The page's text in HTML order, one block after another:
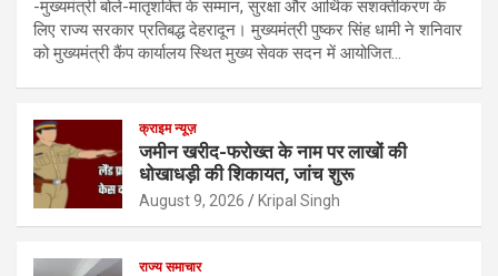
-मुख्यमंत्री बोले-मातृशक्ति के सम्मान, सुरक्षा और आर्थिक सशक्तीकरण के
लिए राज्य सरकार प्रतिबद्ध देहरादून। मुख्यमंत्री पुष्कर सिंह धामी ने शनिवार
को मुख्यमंत्री कैंप कार्यालय स्थित मुख्य सेवक सदन में आयोजित…
क्राइम न्यूज़
जमीन खरीद-फरोख्त के नाम पर लाखों की
धोखाधड़ी की शिकायत, जांच शुरू
August 9, 2026 Kripal Singh
राज्य समाचार